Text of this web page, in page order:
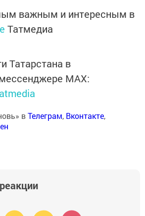
важным и интересным в
Татмедиа
Татарстана в
MАХ:
вТелеграм, Вконтакте,